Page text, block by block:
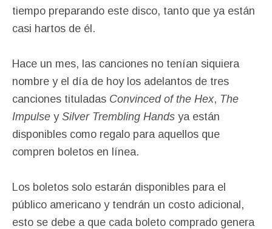
tiempo preparando este disco, tanto que ya están
casi hartos de él.
Hace un mes, las canciones no tenían siquiera
nombre y el día de hoy los adelantos de tres
canciones tituladas Convinced of the Hex, The
Impulse y Silver Trembling Hands ya están
disponibles como regalo para aquellos que
compren boletos en línea.
Los boletos solo estarán disponibles para el
público americano y tendrán un costo adicional,
esto se debe a que cada boleto comprado genera